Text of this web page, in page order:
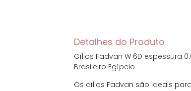
Parcelas:
1x deR$ 38,78sem juros
Detalhes do Produto
Cílios Fadvan W 6D espessura
Brasileiro Egípcio
Os cílios Fadvan são ideais